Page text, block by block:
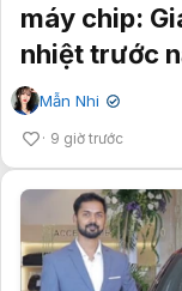
máy chip:
nhiệt trước
Mẫn Nhi ✔
9 giờ trước